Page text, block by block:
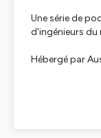
Une série de
d'ingénieurs du
Hébergé par